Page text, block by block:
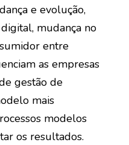
e evolução,
mudança no
entre
as empresas
gestão de
mais
modelos
os resultados.